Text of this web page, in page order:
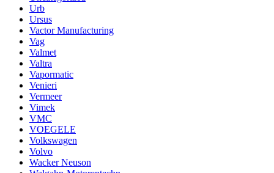
Urb
Ursus
Vactor Manufacturing
Vag
Valmet
Valtra
Vapormatic
Venieri
Vermeer
Vimek
VMC
VOEGELE
Volkswagen
Volvo
Wacker Neuson